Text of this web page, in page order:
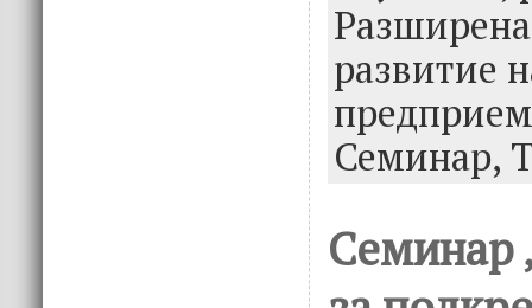
развитие
Семинар,
Семинар